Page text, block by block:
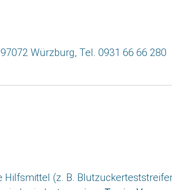
Würzburg, Tel. 0931 66 66 280
(z. B.